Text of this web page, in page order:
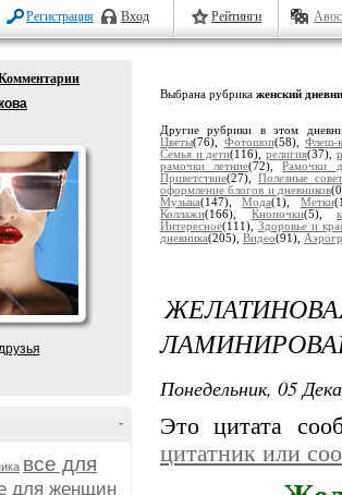
Регистрация Вход Рейтинги
-
все для
для женщин
Выбрана рубрика женский
Другие рубрики в этом
Цветы(76), Фотошоп(58), Флеш-
Семья и дети(116), религия(37),
рамочки летние(72),Рамочки
Приветствие(27), Полезные
оформление блогов и дневников
Музыка(147),Мода(1), Метки
Коллажи(166), Кнопочки(5),
Интересное(111), Здоровье и
дневника(205), Видео(91),
Понедельник, 05
Это цитата
цитатник или